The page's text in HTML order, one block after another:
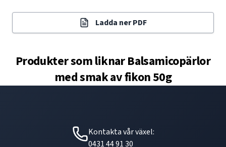
Ladda ner PDF
Produkter som liknarBalsamicopärlor
med smak av fikon 50g
Kontakta vår växel:
0431 44 91 30